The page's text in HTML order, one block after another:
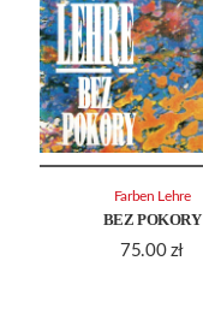
BEZ POKORY
75.00 zł
Farben Lehre